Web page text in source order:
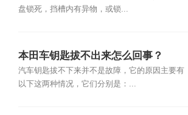
盘锁死，挡槽内有异物，或锁...
本田车钥匙拔不出来怎么回事？
汽车钥匙拔不下来并不是故障，它的原因主要有
以下这两种情况，它们分别是：...